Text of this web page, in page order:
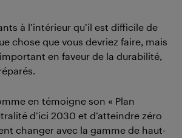
à l’intérieur qu’il est difficile de
chose que vous devriez faire, mais
en faveur de la durabilité,
en témoigne son « Plan
d’ici 2030 et d’atteindre zéro
changer avec la gamme de haut-